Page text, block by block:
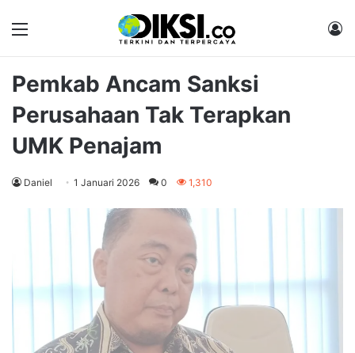
Pemkab Ancam Sanksi
Perusahaan Tak Terapkan
UMK Penajam
Daniel 1 Januari 2026 0 1,310